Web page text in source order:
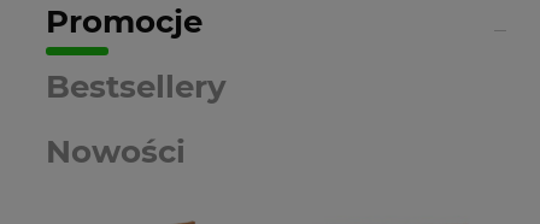
Promocje
Nowości
Bestsellery